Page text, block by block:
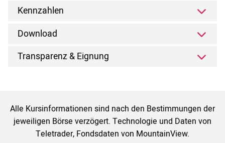
Kennzahlen
Download
Transparenz & Eignung
Alle Kursinformationen sind nach den Bestimmungen der
jeweiligen Börse verzögert. Technologie und Daten von
Teletrader, Fondsdaten von MountainView.